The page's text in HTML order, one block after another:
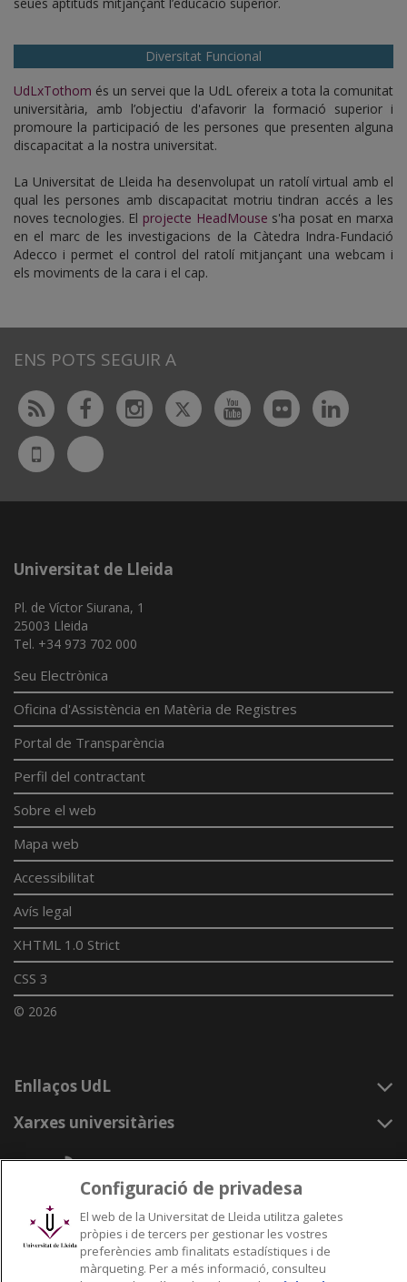
Diversitat Funcional
UdLxTothom és un servei que la UdL ofereix a tota la comunitat
universitària, amb l’objectiu d'afavorir la formació superior i
promoure la participació de les persones que presenten alguna
discapacitat a la nostra universitat.
La Universitat de Lleida ha desenvolupat un ratolí virtual amb el
qual les persones amb discapacitat motriu tindran accés a les
noves tecnologies. El projecte HeadMouse s'ha posat en marxa
en el marc de les investigacions de la Càtedra Indra-Fundació
Adecco i permet el control del ratolí mitjançant una webcam i
els moviments de la cara i el cap.
ENS POTS SEGUIR A
Rss FacebookInstagram
TwitterYoutubeFlickr
UdL
App
Bluesky
Universitat de Lleida
Pl. de Víctor Siurana, 1
25003 Lleida
Tel. +34 973 702 000
Seu Electrònica
Oficina d'Assistència en Matèria de Registres
Portal de Transparència
Perfil del contractant
Sobre el web
Mapa web
Accessibilitat
Avís legal
XHTML 1.0 Strict
CSS 3
© 2026
Enllaços UdL
Xarxes universitàries
Configuració de privadesa
El web de la Universitat de Lleida utilitza galetes
pròpies i de tercers per gestionar les vostres
preferències amb finalitats estadístiques i de
màrqueting. Per a més informació, consulteu